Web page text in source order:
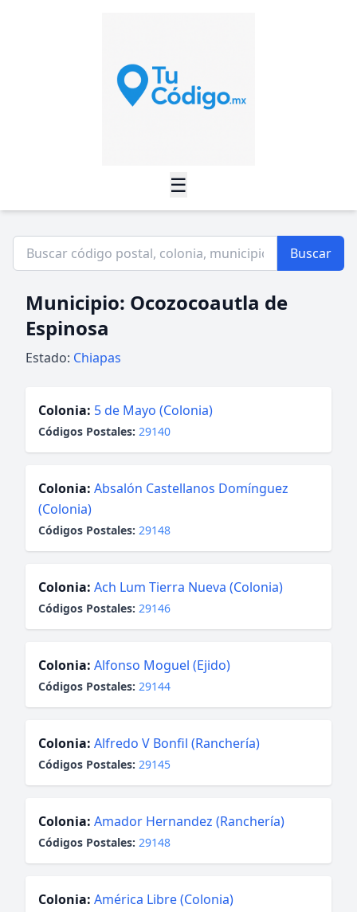
☰
Buscar
Municipio: Ocozocoautla de
Espinosa
Estado: Chiapas
Colonia: 5 de Mayo (Colonia)
Códigos Postales: 29140
Colonia: Absalón Castellanos Domínguez
(Colonia)
Códigos Postales: 29148
Colonia: Ach Lum Tierra Nueva (Colonia)
Códigos Postales: 29146
Colonia: Alfonso Moguel (Ejido)
Códigos Postales: 29144
Colonia: Alfredo V Bonfil (Ranchería)
Códigos Postales: 29145
Colonia: Amador Hernandez (Ranchería)
Códigos Postales: 29148
Colonia: América Libre (Colonia)